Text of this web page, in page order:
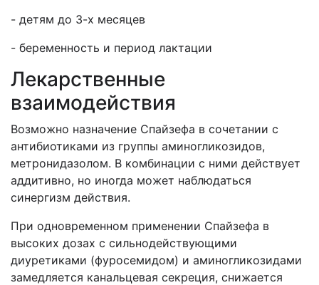
- детям до 3-х месяцев
- беременность и период лактации
Лекарственные
взаимодействия
Возможно назначение Спайзефа в сочетании с
антибиотиками из группы аминогликозидов,
метронидазолом. В комбинации с ними действует
аддитивно, но иногда может наблюдаться
синергизм действия.
При одновременном применении Спайзефа в
высоких дозах с сильнодействующими
диуретиками (фуросемидом) и аминогликозидами
замедляется канальцевая секреция, снижается